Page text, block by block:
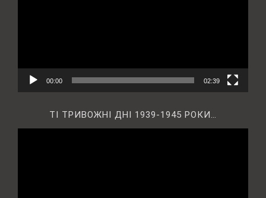
00:00 02:39
ТІ ТРИВОЖНІ ДНІ 1939-1945 РОКИ…